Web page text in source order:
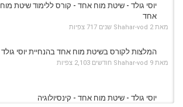
יוסי גולד - שיטת מוח אחד - קורס ללימוד שיטת מוח
אחד
מאת Shahar-vod 2 שנים 717 צפיות
המלצות לקורס בשיטת מוח אחד בהנחיית יוסי גולד
מאת Shahar-vod 9 חודשים 2,103 צפיות
יוסי גולד - שיטת מוח אחד - קינסיולוגיה